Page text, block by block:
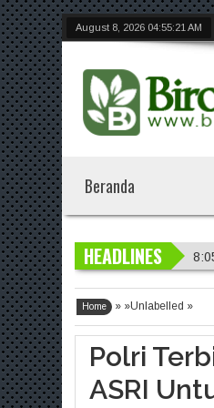
August 8, 2026 04:55:22 AM
Beranda
HEADLINES
Home » »Unlabelled »
Polri
ASRI